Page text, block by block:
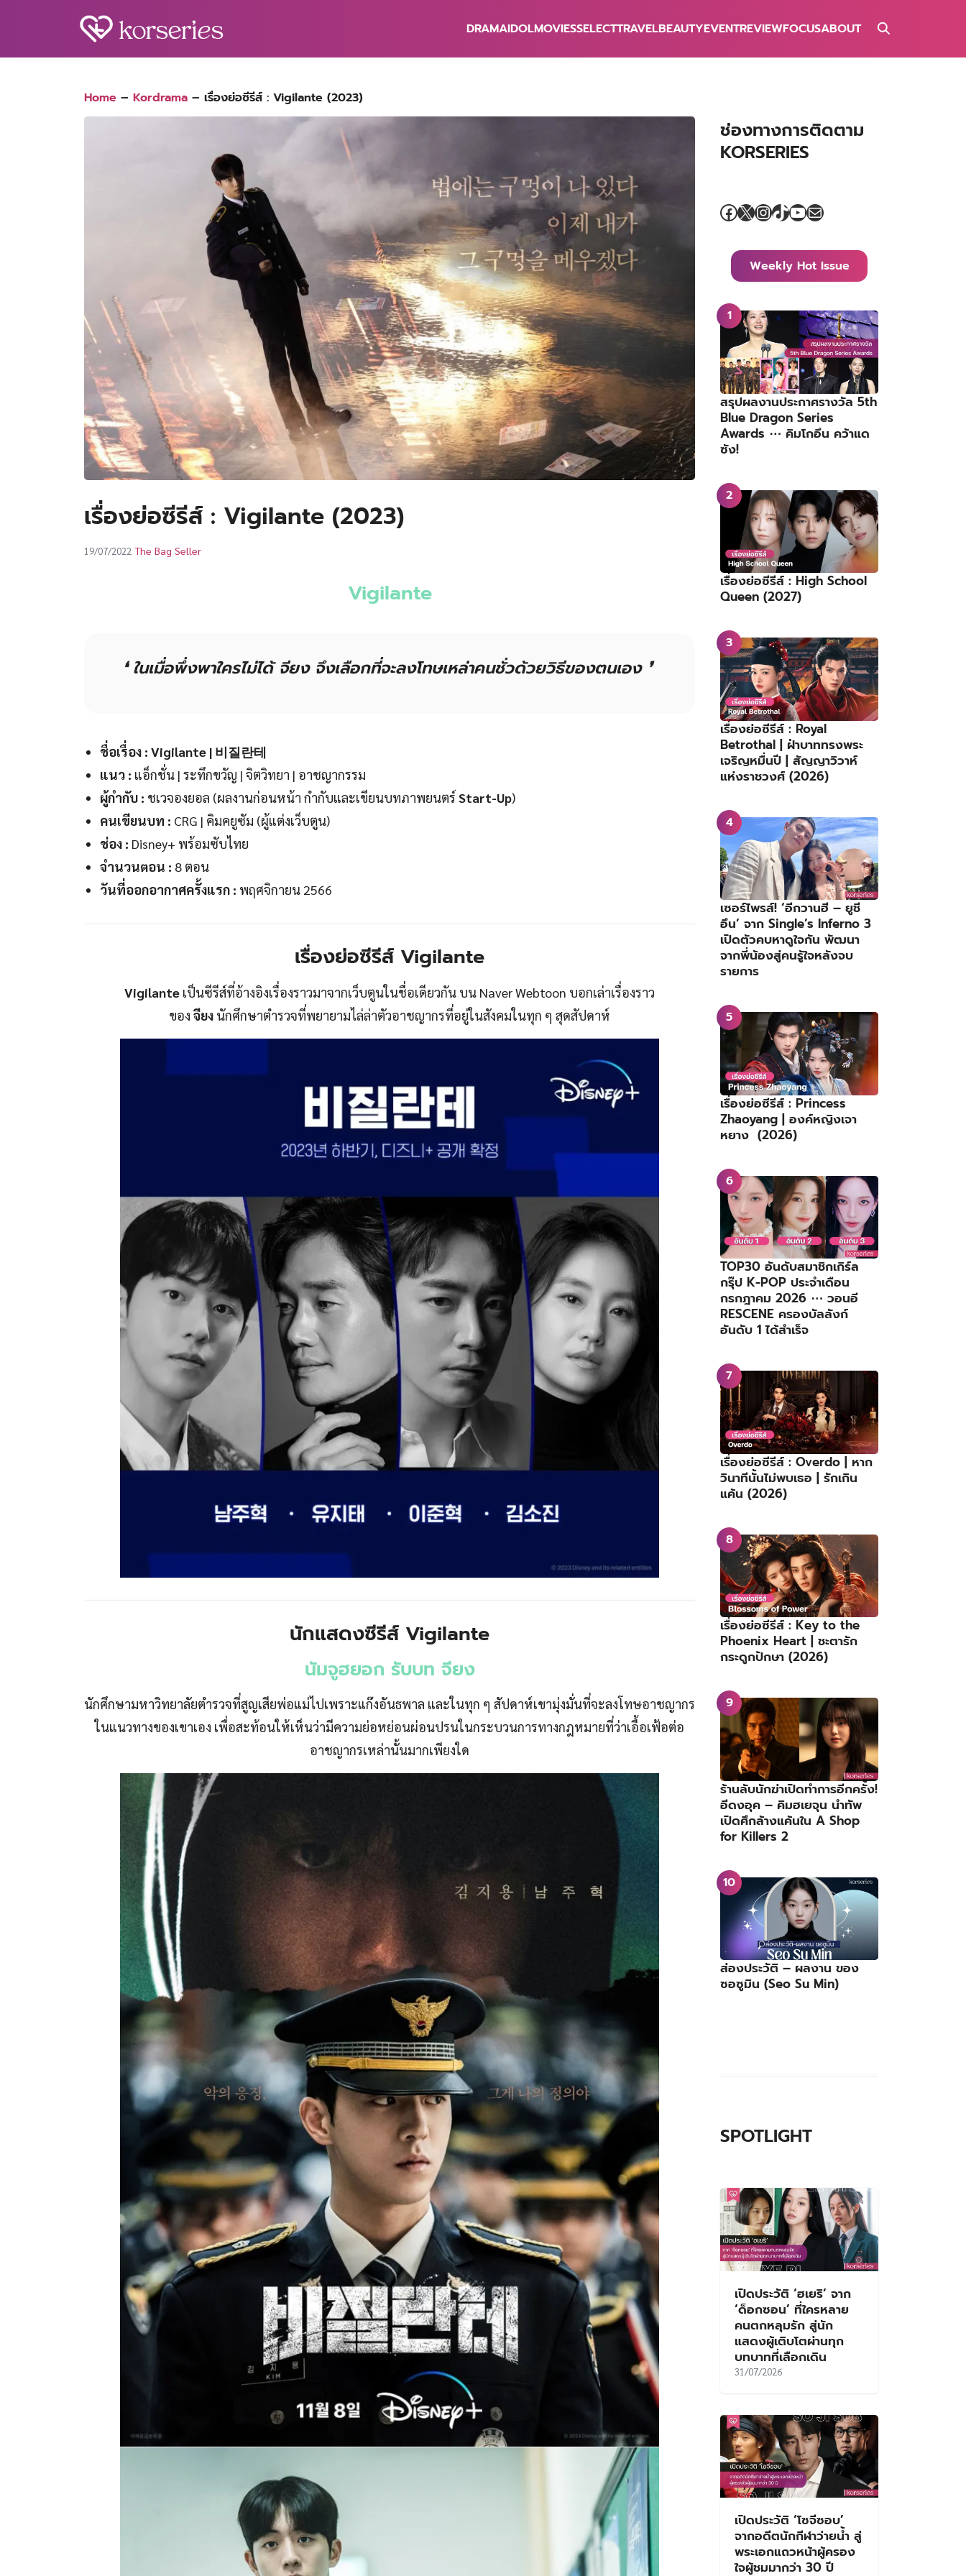
DRAMAIDOLMOVIESSELECTTRAVELBEAUTYEVENTREVIEWFOCUSABOUT
Home – Kordrama – เรื่องย่อซีรีส์ : Vigilante (2023)
เรื่องย่อซีรีส์ : Vigilante (2023)
19/07/2022 The Bag Seller
Vigilante
❛ ในเมื่อพึ่งพาใครไม่ได้จียงจึงเลือกที่จะลงโทษเหล่าคนชั่วด้วยวิธีของตนเอง ❜
ชื่อเรื่อง : Vigilante | 비질란테
แนว : แอ็กชั่น | ระทึกขวัญ | จิตวิทยา | อาชญากรรม
ผู้กำกับ : ชเวจองยอล (ผลงานก่อนหน้า กำกับและเขียนบทภาพยนตร์ Start-Up)
คนเขียนบท : CRG | คิมคยูซัม (ผู้แต่งเว็บตูน)
ช่อง : Disney+ พร้อมซับไทย
จำนวนตอน : 8 ตอน
วันที่ออกอากาศครั้งแรก : พฤศจิกายน 2566
เรื่องย่อซีรีส์ Vigilante
Vigilante เป็นซีรีส์ที่อ้างอิงเรื่องราวมาจากเว็บตูนในชื่อเดียวกัน บน Naver Webtoon บอกเล่าเรื่องราว
ของ จียง นักศึกษาตำรวจที่พยายามไล่ล่าตัวอาชญากรที่อยู่ในสังคมในทุก ๆ สุดสัปดาห์
นักแสดงซีรีส์ Vigilante
นัมจูฮยอก รับบท จียง
นักศึกษามหาวิทยาลัยตำรวจที่สูญเสียพ่อแม่ไปเพราะแก๊งอันธพาล และในทุก ๆ สัปดาห์เขามุ่งมั่นที่จะลงโทษอาชญากร
ในแนวทางของเขาเอง เพื่อสะท้อนให้เห็นว่ามีความย่อหย่อนผ่อนปรนในกระบวนการทางกฎหมายที่ว่าเอื้อเฟ้อต่อ
อาชญากรเหล่านั้นมากเพียงใด
ช่องทางการติดตาม
KORSERIES
Facebook
X Instagram
TikTok
YouTube
Mail
Weekly Hot Issue
สรุปผลงานประกาศรางวัล 5th
Blue Dragon Series
Awards ⋯ คิมโกอึน คว้าแด
ซัง!
เรื่องย่อซีรีส์ : High School
Queen (2027)
เรื่องย่อซีรีส์ : Royal
Betrothal | ฝ่าบาททรงพระ
เจริญหมื่นปี | สัญญาวิวาห์
แห่งราชวงศ์ (2026)
เซอร์ไพรส์! ‘อีกวานฮี – ยูชี
อึน’ จาก Single’s Inferno 3
เปิดตัวคบหาดูใจกัน พัฒนา
จากพี่น้องสู่คนรู้ใจหลังจบ
รายการ
เรื่องย่อซีรีส์ : Princess
Zhaoyang | องค์หญิงเจา
หยาง (2026)
TOP30 อันดับสมาชิกเกิร์ล
กรุ๊ป K-POP ประจำเดือน
กรกฎาคม 2026 ⋯ วอนอี
RESCENE ครองบัลลังก์
อันดับ 1 ได้สำเร็จ
เรื่องย่อซีรีส์ : Overdo | หาก
วินาทีนั้นไม่พบเธอ | รักเกิน
แค้น (2026)
เรื่องย่อซีรีส์ : Key to the
Phoenix Heart | ชะตารัก
กระดูกปักษา (2026)
ร้านลับนักฆ่าเปิดทำการอีกครั้ง!
อีดงอุค – คิมฮเยจุน นำทัพ
เปิดศึกล้างแค้นใน A Shop
for Killers 2
ส่องประวัติ – ผลงาน ของ
ซอซูมิน (Seo Su Min)
SPOTLIGHT
เปิดประวัติ ‘ฮเยริ’ จาก
‘ด็อกซอน’ ที่ใครหลาย
คนตกหลุมรัก สู่นัก
แสดงผู้เติบโตผ่านทุก
บทบาทที่เลือกเดิน
31/07/2026
เปิดประวัติ ‘โซจีซอบ’
จากอดีตนักกีฬาว่ายน้ำ สู่
พระเอกแถวหน้าผู้ครอง
ใจผู้ชมมากว่า 30 ปี